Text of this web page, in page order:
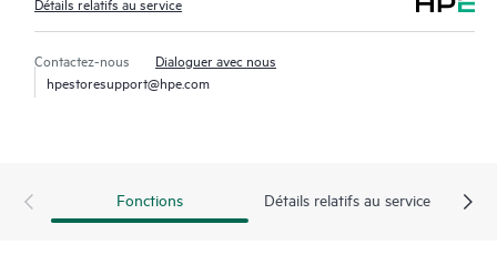
Contactez-nous
Dialoguer avec nous
hpestoresupport@hpe.com
Fonctions Détails relatifs au service